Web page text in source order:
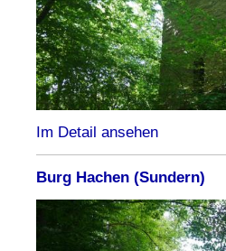
Im Detail ansehen
Burg Hachen (Sundern)